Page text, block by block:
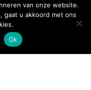
van onze website.
gaat u akkoord met ons
Ok